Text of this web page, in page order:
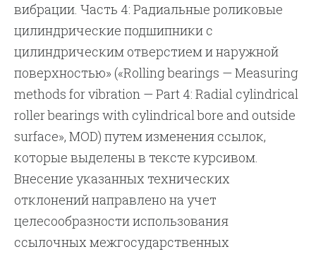
вибрации. Часть 4: Радиальные роликовые
цилиндрические подшипники с
цилиндрическим отверстием и наружной
поверхностью» («Rolling bearings — Measuring
methods for vibration — Part 4: Radial cylindrical
roller bearings with cylindrical bore and outside
surface», MOD) путем изменения ссылок,
которые выделены в тексте курсивом.
Внесение указанных технических
отклонений направлено на учет
целесообразности использования
ссылочных межгосударственных